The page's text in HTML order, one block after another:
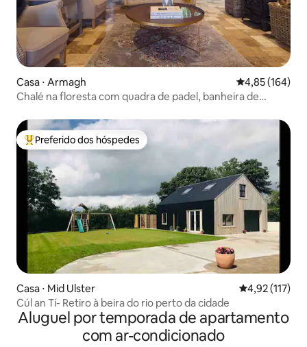
Casa ⋅ Armagh 4,85 de uma
4,85 (164)
Chalé na floresta com quadra de padel, banheira de
Entre os melhores preferidos dos hóspedes
Preferido dos hóspedes
Casa ⋅ Mid Ulster 4,92 de uma
4,92 (117)
Cúl an Tí- Retiro à beira do rio perto da cidade
Aluguel por temporada de apartamento
com ar-condicionado